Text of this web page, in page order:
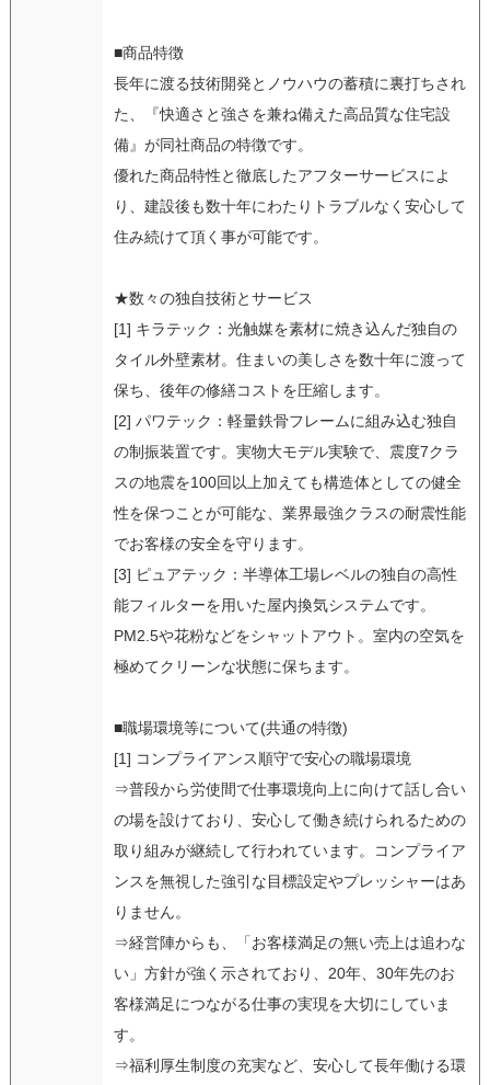
■商品特徴
長年に渡る技術開発とノウハウの蓄積に裏打ちされ
た、『快適さと強さを兼ね備えた高品質な住宅設
備』が同社商品の特徴です。
優れた商品特性と徹底したアフターサービスによ
り、建設後も数十年にわたりトラブルなく安心して
住み続けて頂く事が可能です。
★数々の独自技術とサービス
[1] キラテック：光触媒を素材に焼き込んだ独自の
タイル外壁素材。住まいの美しさを数十年に渡って
保ち、後年の修繕コストを圧縮します。
[2] パワテック：軽量鉄骨フレームに組み込む独自
の制振装置です。実物大モデル実験で、震度7クラ
スの地震を100回以上加えても構造体としての健全
性を保つことが可能な、業界最強クラスの耐震性能
でお客様の安全を守ります。
[3] ピュアテック：半導体工場レベルの独自の高性
能フィルターを用いた屋内換気システムです。
PM2.5や花粉などをシャットアウト。室内の空気を
極めてクリーンな状態に保ちます。
■職場環境等について(共通の特徴)
[1] コンプライアンス順守で安心の職場環境
⇒普段から労使間で仕事環境向上に向けて話し合い
の場を設けており、安心して働き続けられるための
取り組みが継続して行われています。コンプライア
ンスを無視した強引な目標設定やプレッシャーはあ
りません。
⇒経営陣からも、「お客様満足の無い売上は追わな
い」方針が強く示されており、20年、30年先のお
客様満足につながる仕事の実現を大切にしていま
す。
⇒福利厚生制度の充実など、安心して長年働ける環